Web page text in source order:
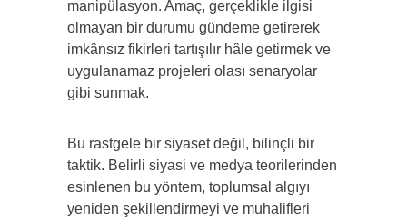
manipülasyon. Amaç, gerçeklikle ilgisi
olmayan bir durumu gündeme getirerek
imkânsız fikirleri tartışılır hâle getirmek ve
uygulanamaz projeleri olası senaryolar
gibi sunmak.
Bu rastgele bir siyaset değil, bilinçli bir
taktik. Belirli siyasi ve medya teorilerinden
esinlenen bu yöntem, toplumsal algıyı
yeniden şekillendirmeyi ve muhalifleri